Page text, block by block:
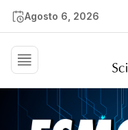
Agosto 6, 2026